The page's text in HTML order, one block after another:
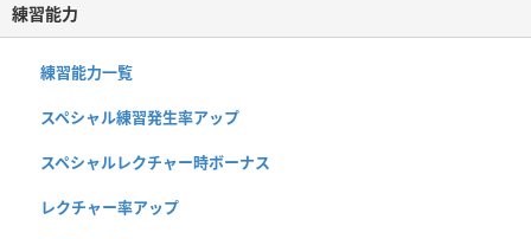
練習能力
練習能力一覧
スペシャル練習発生率アップ
スペシャルレクチャー時ボーナス
レクチャー率アップ